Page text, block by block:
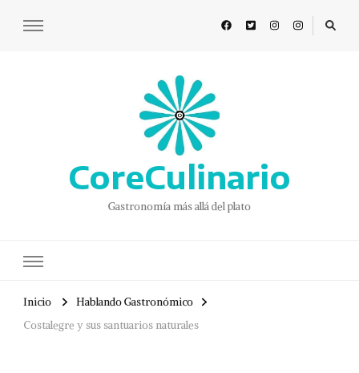
CoreCulinario
Gastronomía más allá del plato
Inicio
Hablando Gastronómico
Costalegre y sus santuarios naturales